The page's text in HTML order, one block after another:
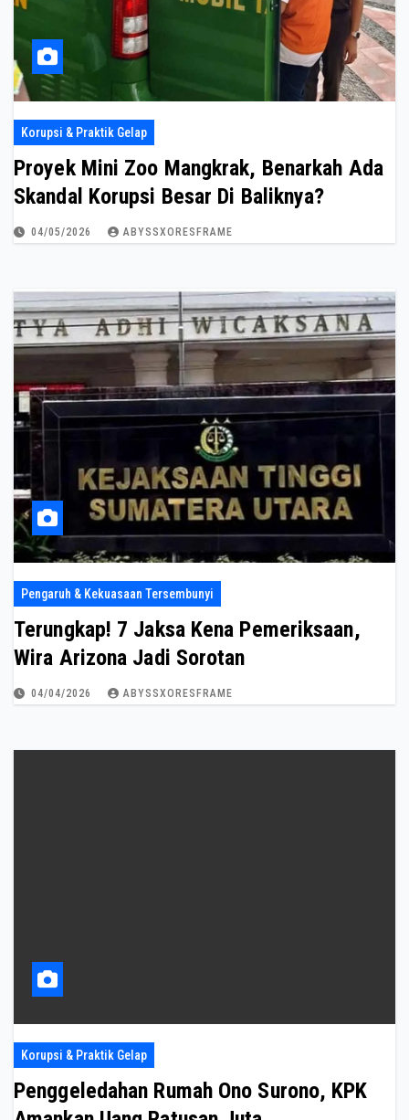
Korupsi & Praktik Gelap
Proyek Mini Zoo Mangkrak, Benarkah Ada
Skandal Korupsi Besar Di Baliknya?
04/05/2026 ABYSSXORESFRAME
Pengaruh & Kekuasaan Tersembunyi
Terungkap! 7 Jaksa Kena Pemeriksaan,
Wira Arizona Jadi Sorotan
04/04/2026 ABYSSXORESFRAME
Korupsi & Praktik Gelap
Penggeledahan Rumah Ono Surono, KPK